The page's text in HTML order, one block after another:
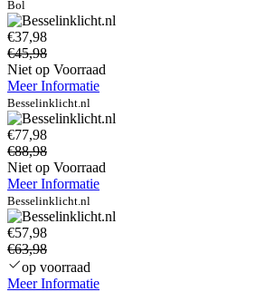
wandlampen
3
Watt
340
Lumen
warm
wit
–
IP54
en
buiten
Bol
€37,98
€45,98
Niet op Voorraad
Meer Informatie
Besselinklicht.nl
€77,98
€88,98
Niet op Voorraad
Meer Informatie
Besselinklicht.nl
€57,98
€63,98
op voorraad
Meer Informatie